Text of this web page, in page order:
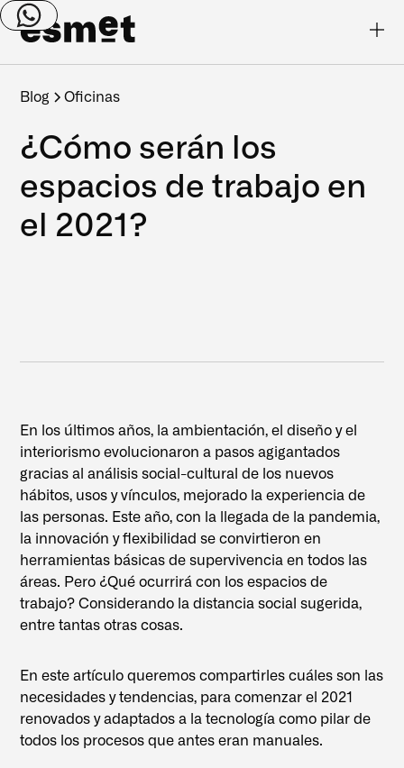
Blog Oficinas
¿Cómo serán los
espacios de trabajo en
el 2021?
En los últimos años, la ambientación, el diseño y el
interiorismo evolucionaron a pasos agigantados
gracias al análisis social-cultural de los nuevos
hábitos, usos y vínculos, mejorado la experiencia de
las personas. Este año, con la llegada de la pandemia,
la innovación y flexibilidad se convirtieron en
herramientas básicas de supervivencia en todos las
áreas. Pero ¿Qué ocurrirá con los espacios de
trabajo? Considerando la distancia social sugerida,
entre tantas otras cosas.
En este artículo queremos compartirles cuáles son las
necesidades y tendencias, para comenzar el 2021
renovados y adaptados a la tecnología como pilar de
todos los procesos que antes eran manuales.